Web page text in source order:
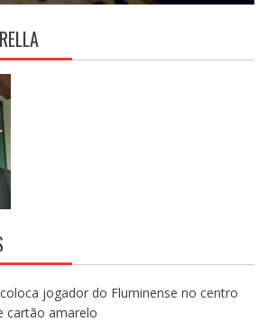
jogador do Fluminense no centro
cartão amarelo